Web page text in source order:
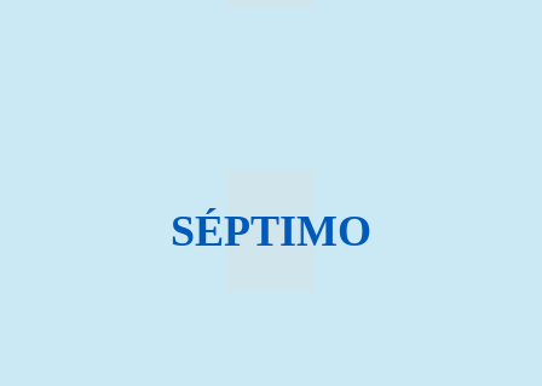
SÉPTIMO